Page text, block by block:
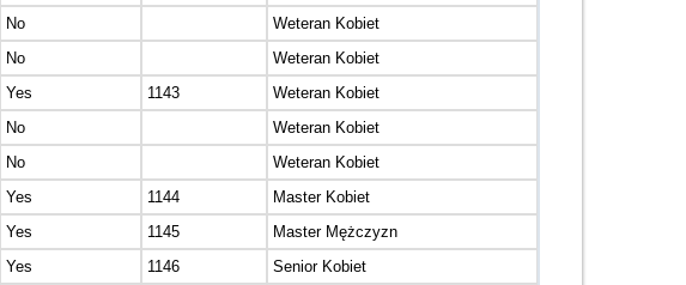
No
Weteran Kobiet
No
Weteran Kobiet
Yes 1143
Weteran Kobiet
No
Weteran Kobiet
No
Weteran Kobiet
Yes 1144
Master Kobiet
Yes 1145
Master Mężczyzn
Yes 1146
Senior Kobiet